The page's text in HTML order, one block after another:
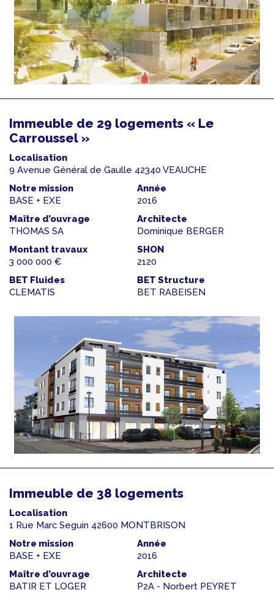
Immeuble de 29 logements « Le
Carroussel »
Localisation
9 Avenue Général de Gaulle 42340 VEAUCHE
Notre mission
BASE + EXE
Année
2016
Maître d’ouvrage
THOMAS SA
Architecte
Dominique BERGER
Montant travaux
3 000 000 €
SHON
2120
BET Fluides
CLEMATIS
BET Structure
BET RABEISEN
Immeuble de 38 logements
Localisation
1 Rue Marc Seguin 42600 MONTBRISON
Notre mission
BASE + EXE
Année
2016
Maître d’ouvrage
BATIR ET LOGER
Architecte
P2A - Norbert PEYRET